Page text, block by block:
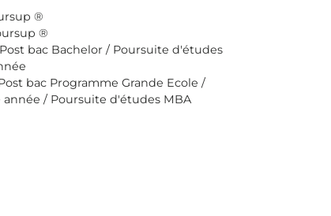
®
®
Post bac Bachelor / Poursuite d'études
bac Programme Grande Ecole /
/ Poursuite d'études MBA